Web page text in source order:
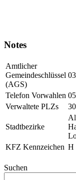
Notes
Amtlicher
Gemeindeschlüssel
(AGS)
Telefon Vorwahlen
Verwaltete PLZs
Stadtbezirke
KFZ Kennzeichen H
Suchen